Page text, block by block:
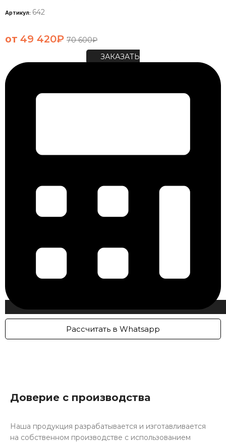
Артикул: 642
от 49 420₽ 70 600₽
ЗАКАЗАТЬ
Рассчитать в Whatsapp
Доверие с производства
Наша продукция разрабатывается и изготавливается
на собственном производстве с использованием